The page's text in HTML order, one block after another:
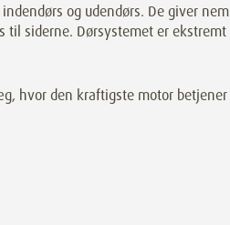
og udendørs. De giver nem
til siderne. Dørsystemet er ekstremt
hvor den kraftigste motor betjener